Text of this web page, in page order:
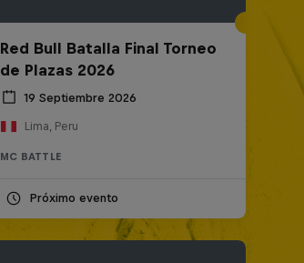
Red Bull Batalla Final Torneo
de Plazas 2026
19 Septiembre 2026
Lima, Peru
MC BATTLE
Próximo evento